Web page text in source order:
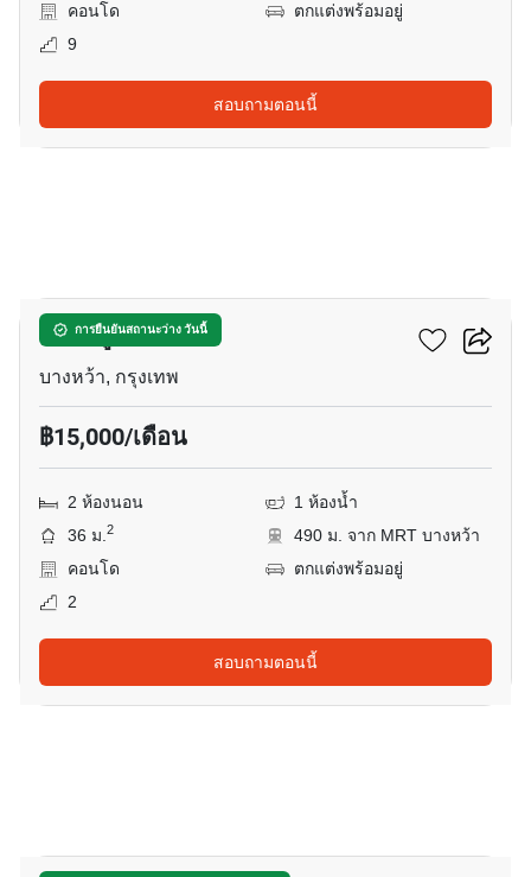
คอนโด
ตกแต่งพร้อมอยู่
9
สอบถามตอนนี้
การยืนยันสถานะว่าง วันนี้
เดอะ มูฟ บางหว้า
บางหว้า, กรุงเทพ
฿15,000/เดือน
2 ห้องนอน
1 ห้องน้ำ
36 ม.2
490 ม. จาก MRT บางหว้า
คอนโด
ตกแต่งพร้อมอยู่
2
สอบถามตอนนี้